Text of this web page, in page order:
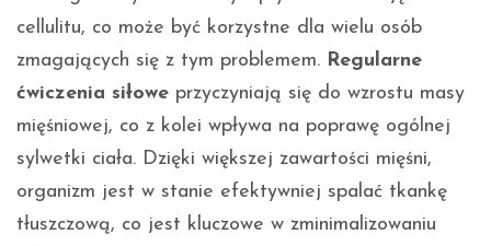
cellulitu, co może być korzystne dla wielu osób
zmagających się z tym problemem. Regularne
ćwiczenia siłowe przyczyniają się do wzrostu masy
mięśniowej, co z kolei wpływa na poprawę ogólnej
sylwetki ciała. Dzięki większej zawartości mięśni,
organizm jest w stanie efektywniej spalać tkankę
tłuszczową, co jest kluczowe w zminimalizowaniu